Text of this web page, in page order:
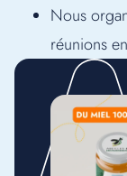
Nous
réunions